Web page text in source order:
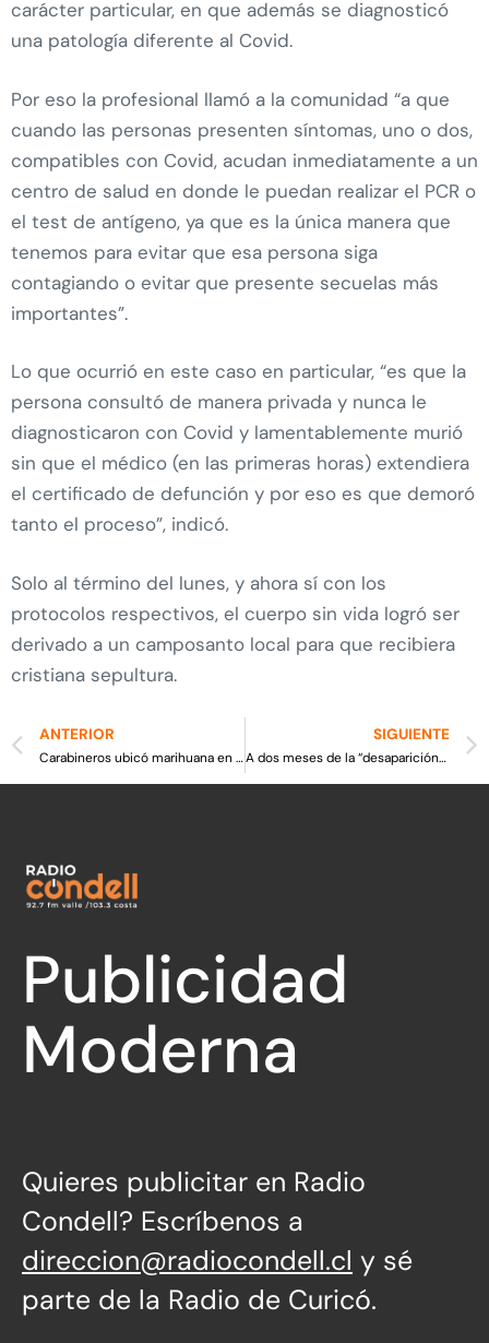
carácter particular, en que además se diagnosticó
una patología diferente al Covid.
Por eso la profesional llamó a la comunidad “a que
cuando las personas presenten síntomas, uno o dos,
compatibles con Covid, acudan inmediatamente a un
centro de salud en donde le puedan realizar el PCR o
el test de antígeno, ya que es la única manera que
tenemos para evitar que esa persona siga
contagiando o evitar que presente secuelas más
importantes”.
Lo que ocurrió en este caso en particular, “es que la
persona consultó de manera privada y nunca le
diagnosticaron con Covid y lamentablemente murió
sin que el médico (en las primeras horas) extendiera
el certificado de defunción y por eso es que demoró
tanto el proceso”, indicó.
Solo al término del lunes, y ahora sí con los
protocolos respectivos, el cuerpo sin vida logró ser
derivado a un camposanto local para que recibiera
cristiana sepultura.
ANTERIOR
Carabineros ubicó marihuana en vivienda de villa Valle Hermoso de Curicó
SIGUIENTE
A dos meses de la “desaparición” de 40 vacunas Sinovac aun no hay novedades
Publicidad
Moderna
Quieres publicitar en Radio
Condell? Escríbenos a
direccion@radiocondell.cl y sé
parte de la Radio de Curicó.